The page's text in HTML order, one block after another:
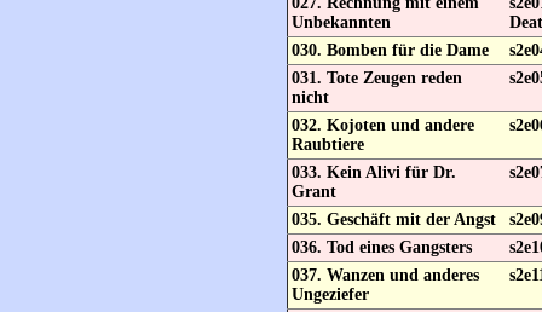
Unbekannten
030. Bomben für die Dame
031. Tote Zeugen reden
nicht
032. Kojoten und andere
Raubtiere
033. Kein Alivi für Dr.
Grant
035. Geschäft mit der Angst
036. Tod eines Gangsters
037. Wanzen und anderes
Ungeziefer